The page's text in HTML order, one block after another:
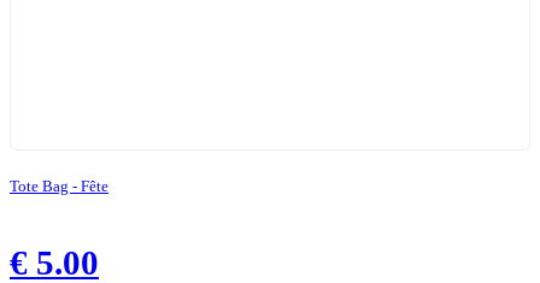
Tote Bag - Fête
€ 5.00